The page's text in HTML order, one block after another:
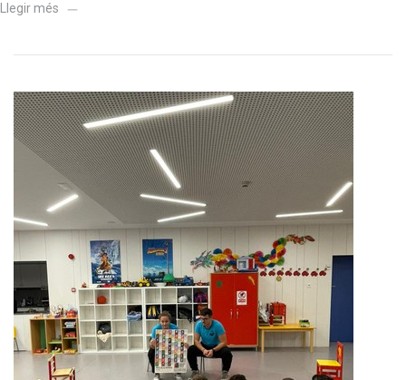
Llegir més